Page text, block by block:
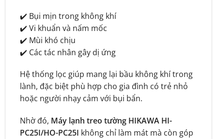
✔️ Bụi mịn trong không khí
✔️ Vi khuẩn và nấm mốc
✔️ Mùi khó chịu
✔️ Các tác nhân gây dị ứng
Hệ thống lọc giúp mang lại bầu không khí trong
lành, đặc biệt phù hợp cho gia đình có trẻ nhỏ
hoặc người nhạy cảm với bụi bẩn.
Nhờ đó, Máy lạnh treo tường HIKAWA HI-
PC25I/HO-PC25I không chỉ làm mát mà còn góp